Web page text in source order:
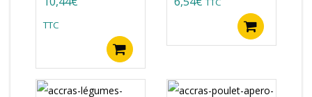
TTC